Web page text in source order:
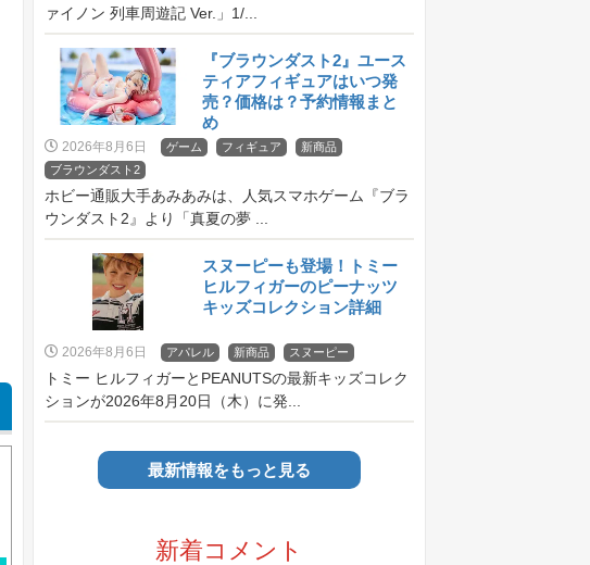
ァイノン 列車周遊記 Ver.」1/...
『ブラウンダスト2』ユース
ティアフィギュアはいつ発
売？価格は？予約情報まと
め
2026年8月6日 ゲーム フィギュア
新商品
ブラウンダスト2
ホビー通販大手あみあみは、人気スマホゲーム『ブラ
ウンダスト2』より「真夏の夢 ...
スヌーピーも登場！トミー
ヒルフィガーのピーナッツ
キッズコレクション詳細
2026年8月6日 アパレル 新商品 スヌーピー
トミー ヒルフィガーとPEANUTSの最新キッズコレク
ションが2026年8月20日（木）に発...
最新情報をもっと見る
新着コメント